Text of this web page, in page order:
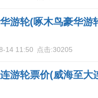
游轮(啄木鸟豪华游
14 11:50 点击:30205
游轮票价(威海至大